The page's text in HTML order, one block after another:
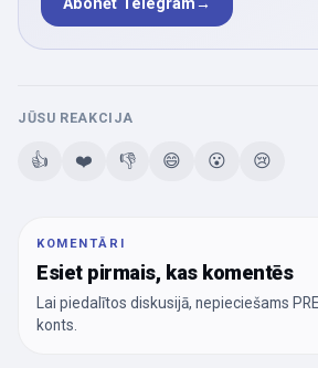
Abonēt Telegram→
JŪSU REAKCIJA
👍 ❤️ 👎 😄 😮 😢
KOMENTĀRI
Esiet pirmais, kas komentēs
Lai piedalītos diskusijā, nepieciešams
konts.